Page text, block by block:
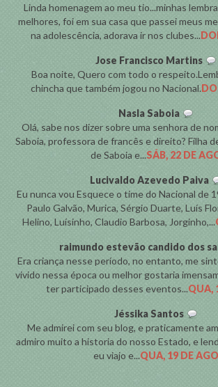
Linda homenagem ao meu tio...minhas
melhores, foi em sua casa que passei meus
na adolescência, adorava ir nos clubes...
Jose Francisco Martins
Boa noite, Quero com todo o
chincha que também jogou no Nacional.
Nasla Saboia
Olá, sabe nos dizer sobre uma senhora de
Saboia, professora de francês e direito? Filha
de Saboia e...SÁB, 22 DE
Lucivaldo Azevedo Paiva
Eu nunca vou Esquece o time do Nacional de
Paulo Galvão, Murica, Sérgio Duarte, Luís
Helino, Luísinho, Claudio Barbosa, Jorginho,...
raimundo estevão candido dos
Era criança nesse período, no entanto, me
vivido nessa época ou melhor gostaria
ter participado desses eventos...QUA,
Jéssika Santos
Me admirei com seu blog, e praticamente
admiro muito a historia do nosso Estado, e
eu viajo e...QUA, 19 DE AGO